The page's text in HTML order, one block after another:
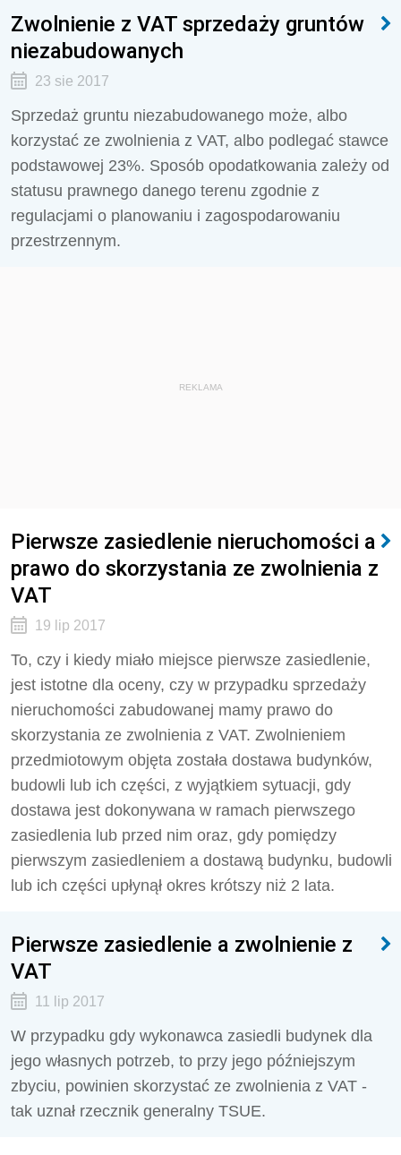
Zwolnienie z VAT sprzedaży gruntów
niezabudowanych
23 sie 2017
Sprzedaż gruntu niezabudowanego może, albo
korzystać ze zwolnienia z VAT, albo podlegać stawce
podstawowej 23%. Sposób opodatkowania zależy od
statusu prawnego danego terenu zgodnie z
regulacjami o planowaniu i zagospodarowaniu
przestrzennym.
REKLAMA
Pierwsze zasiedlenie nieruchomości a
prawo do skorzystania ze zwolnienia z
VAT
19 lip 2017
To, czy i kiedy miało miejsce pierwsze zasiedlenie,
jest istotne dla oceny, czy w przypadku sprzedaży
nieruchomości zabudowanej mamy prawo do
skorzystania ze zwolnienia z VAT. Zwolnieniem
przedmiotowym objęta została dostawa budynków,
budowli lub ich części, z wyjątkiem sytuacji, gdy
dostawa jest dokonywana w ramach pierwszego
zasiedlenia lub przed nim oraz, gdy pomiędzy
pierwszym zasiedleniem a dostawą budynku, budowli
lub ich części upłynął okres krótszy niż 2 lata.
Pierwsze zasiedlenie a zwolnienie z
VAT
11 lip 2017
W przypadku gdy wykonawca zasiedli budynek dla
jego własnych potrzeb, to przy jego późniejszym
zbyciu, powinien skorzystać ze zwolnienia z VAT -
tak uznał rzecznik generalny TSUE.